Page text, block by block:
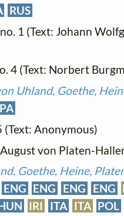
RUS
1 (Text: Johann
4 (Text: Norbert
Uhland, Goethe,
(Text: Anonymous)
August von Platen-
Goethe, Heine,
ENG ENG ENG ENG
IRI ITA ITA POL